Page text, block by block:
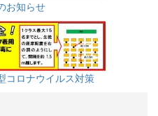
お知らせ
コロナウイルス対策